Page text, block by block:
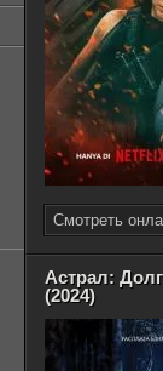
Смотреть
Астрал:
(2024)